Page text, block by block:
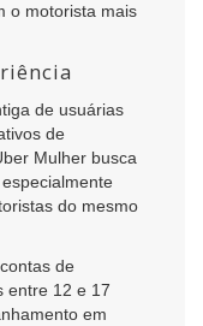
o motorista mais
de usuárias
de
Mulher busca
do mesmo
de
entre 12 e 17
em